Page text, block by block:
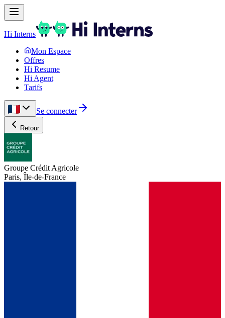
Hi Interns
Mon Espace
Offres
Hi Resume
Hi Agent
Tarifs
Se connecter
Retour
Groupe Crédit Agricole
Paris, Île-de-France